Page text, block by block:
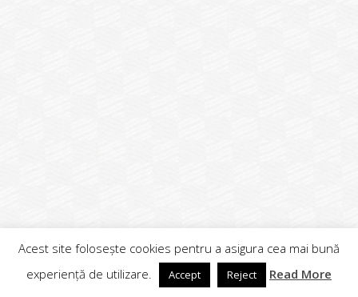
Acest site folosește cookies pentru a asigura cea mai bună
experiență de utilizare.
Accept Reject Read More